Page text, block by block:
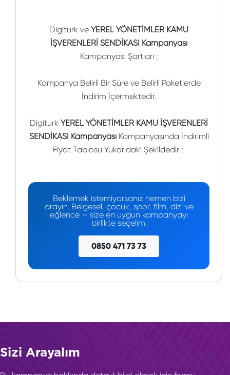
Digiturk ve YEREL YÖNETİMLER KAMU
İŞVERENLERİ SENDİKASI Kampanyası
Kampanyası Şartları ;
Kampanya Belirli Bir Süre ve Belirli Paketlerde
İndirim İçermektedir.
Digiturk YEREL YÖNETİMLER KAMU İŞVERENLERİ
SENDİKASI KampanyasıKampanyasında İndirimli
Fiyat Tablosu Yukarıdaki Şekildedir ;
Beklemek istemiyorsanız hemen bizi
arayın. Belgesel, çocuk, spor, film, dizi ve
eğlence — size en uygun kampanyayı
birlikte seçelim.
0850 471 73 73
Sizi Arayalım